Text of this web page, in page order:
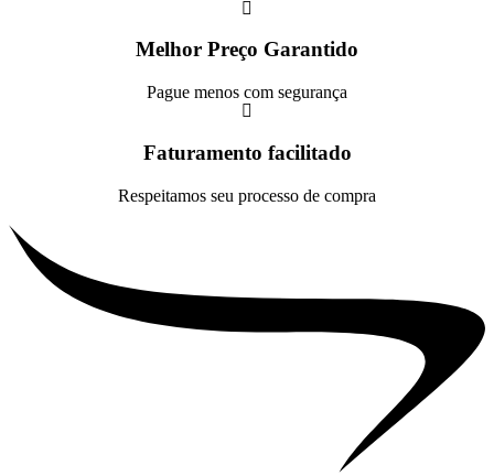
Melhor Preço Garantido
Pague menos com segurança
Faturamento facilitado
Respeitamos seu processo de compra